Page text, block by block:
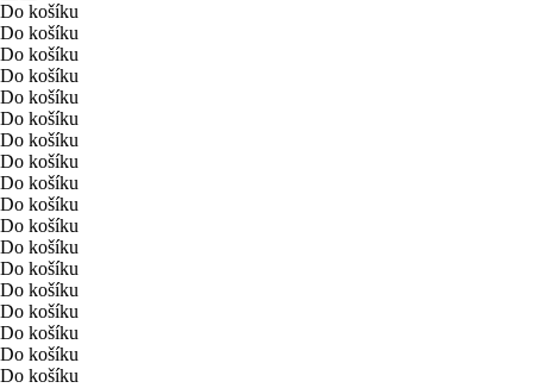
Do košíku
Do košíku
Do košíku
Do košíku
Do košíku
Do košíku
Do košíku
Do košíku
Do košíku
Do košíku
Do košíku
Do košíku
Do košíku
Do košíku
Do košíku
Do košíku
Do košíku
Do košíku